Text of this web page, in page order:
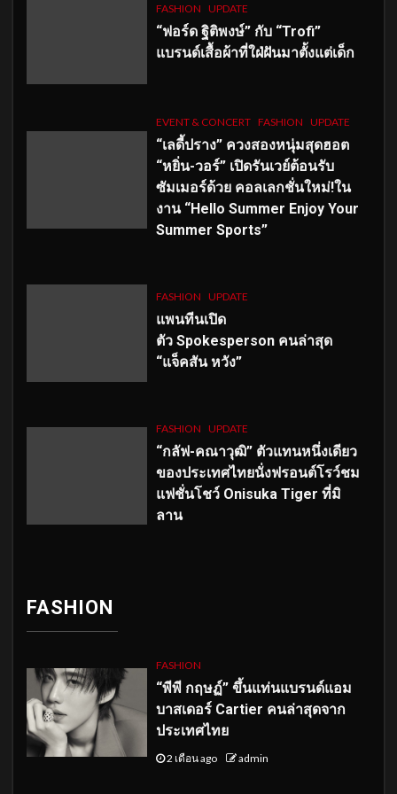
FASHION UPDATE
“ฟอร์ด ฐิติพงษ์” กับ “Trofi”
แบรนด์เสื้อผ้าที่ใฝ่ฝันมาตั้งแต่เด็ก
EVENT & CONCERT FASHION UPDATE
“เลดี้ปราง” ควงสองหนุ่มสุดฮอต
“หยิ่น-วอร์” เปิดรันเวย์ต้อนรับ
ซัมเมอร์ด้วย คอลเลกชั่นใหม่!ใน
งาน “Hello Summer Enjoy Your
Summer Sports”
FASHION UPDATE
แพนทีนเปิด
ตัว Spokesperson คนล่าสุด
“แจ็คสัน หวัง”
FASHION UPDATE
“กลัฟ-คณาวุฒิ” ตัวแทนหนึ่งเดียว
ของประเทศไทยนั่งฟรอนต์โรว์ชม
แฟชั่นโชว์ Onisuka Tiger ที่มิ
ลาน
FASHION
FASHION
“พีพี กฤษฏ์” ขึ้นแท่นแบรนด์แอม
บาสเดอร์ Cartier คนล่าสุดจาก
ประเทศไทย
2 เดือน ago admin